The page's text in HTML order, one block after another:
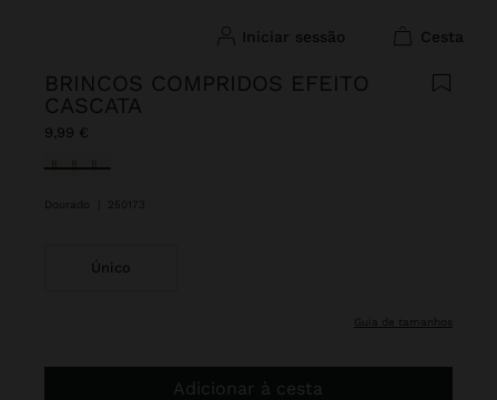
iniciar sessão cesta
BRINCOS COMPRIDOS EFEITO
CASCATA
9,99 €
Selecionado
Dourado 250173
Único
guia de tamanhos
Adicionar à cesta